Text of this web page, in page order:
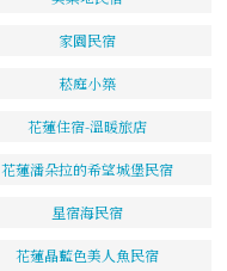
家園民宿
菘庭小築
花蓮住宿-溫暖旅店
花蓮潘朵拉的希望城堡民宿
星宿海民宿
花蓮晶藍色美人魚民宿